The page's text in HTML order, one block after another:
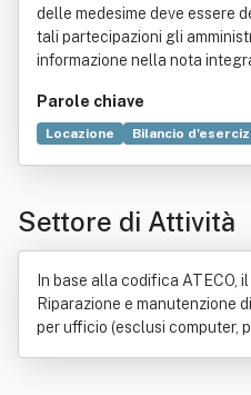
delle medesime deve essere
tali partecipazioni gli
informazione nella nota
Parole chiave
Locazione Bilancio
Settore di Attività
In base alla codifica ATECO,
Riparazione e manutenzione
per ufficio (esclusi computer,